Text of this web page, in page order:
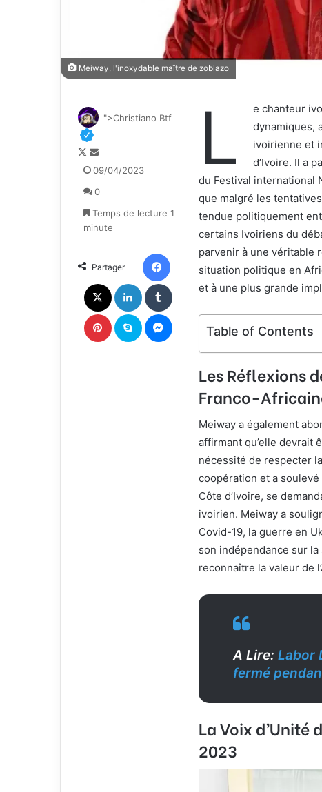
Meiway, l'inoxydable maître de zoblazo
L
e chanteur
dynamiques,
ivoirienne et
d’Ivoire. Il a
du Festival international
que malgré les
tendue politiquement
certains Ivoiriens du
parvenir à une véritable
situation politique en
et à une plus grande
Table of Contents
Les Réflexions
Franco-
Meiway a également
affirmant qu’elle devrait
nécessité de respecter
coopération et a
Côte d’Ivoire, se
ivoirien. Meiway a
Covid-19, la guerre en
son indépendance sur
reconnaître la valeur de
A Lire: Labor
fermé
La Voix d’Unité
2023
">Christiano Btf
F
o
l
o
w
X
n
o
y
e
n
c
o
u
r
r
09/04/2023
0
Temps de lecture 1
minute
Partager